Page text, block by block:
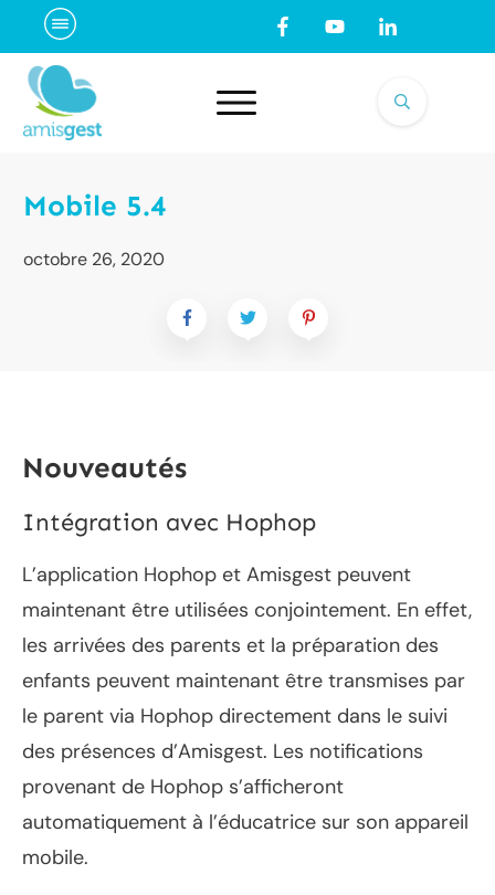
Mobile 5.4
octobre 26, 2020
Nouveautés
Intégration avec Hophop
L’application Hophop et Amisgest peuvent
maintenant être utilisées conjointement. En effet,
les arrivées des parents et la préparation des
enfants peuvent maintenant être transmises par
le parent via Hophop directement dans le suivi
des présences d’Amisgest. Les notifications
provenant de Hophop s’afficheront
automatiquement à l’éducatrice sur son appareil
mobile.